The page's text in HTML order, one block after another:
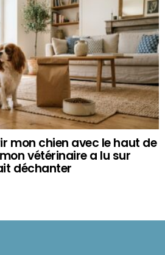
mon chien avec le haut de
vétérinaire a lu sur
déchanter